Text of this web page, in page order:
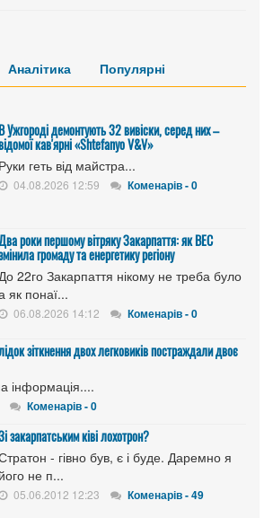
Аналітика Популярні
Ужгороді демонтують 32 вивіски, серед них –
кав'ярні «Shtefanyo V&V»
Руки геть від майстра...
04.08.2026 12:59 Коменарів - 0
роки першому вітряку Закарпаття: як ВЕС
громаду та енергетику регіону
22го Закарпаття нікому не треба було
як понаї...
06.08.2026 14:12 Коменарів - 0
зіткнення двох легковиків постраждали двоє
інформація....
Коменарів - 0
закарпатським ківі лохотрон?
- гівно був, є і буде. Даремно я
його не п...
05.06.2012 12:23 Коменарів - 49